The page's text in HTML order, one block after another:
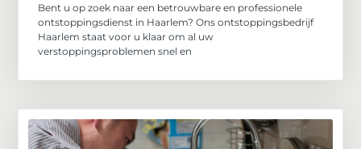
Bent u op zoek naar een betrouwbare en professionele
ontstoppingsdienst in Haarlem? Ons ontstoppingsbedrijf
Haarlem staat voor u klaar om al uw
verstoppingsproblemen snel en